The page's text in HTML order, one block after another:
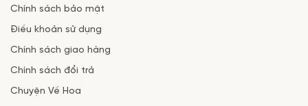
Chính sách bảo mật
Điều khoản sử dụng
Chính sách giao hàng
Chính sách đổi trả
Chuyện Về Hoa